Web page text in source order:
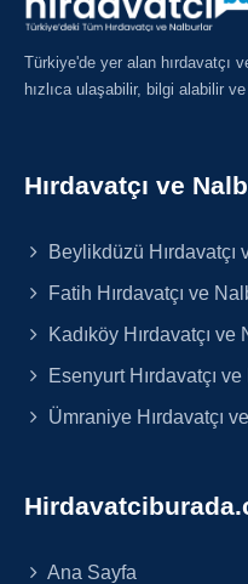
Türkiye'de yer alan hırdavatçı
hızlıca ulaşabilir, bilgi alabilir
Hırdavatçı ve
Beylikdüzü Hırdavatçı
Fatih Hırdavatçı ve
Kadıköy Hırdavatçı ve
Esenyurt Hırdavatçı
Ümraniye Hırdavatçı
Ana Sayfa